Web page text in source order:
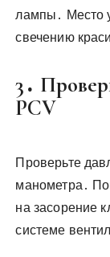
лампы․ Место
свечению
3․
PCV
Проверьте
манометра․
на засорение
системе